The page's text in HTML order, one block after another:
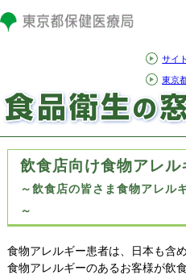
サイ
東京
飲食店向け食物アレ
～飲食店の皆さま食物アレル
～
食物アレルギー患者は、日本も含
食物アレルギーのあるお客様が飲